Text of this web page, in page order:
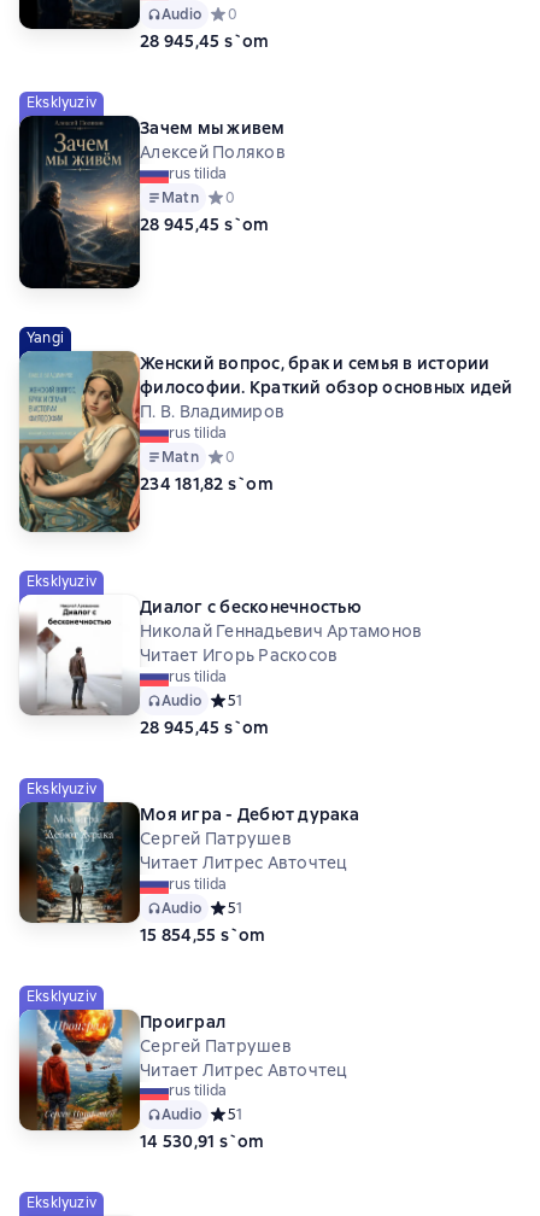
Audio Средний рейтинг 0 на основе 0 оценок
0
28 945,45 s`om
Eksklyuziv
Зачем мы живем
Алексей Поляков
rus tilida
Matn Средний рейтинг 0 на основе 0 оценок
0
28 945,45 s`om
Yangi
Женский вопрос, брак и семья в истории
философии. Краткий обзор основных идей
П. В. Владимиров
rus tilida
Matn Средний рейтинг 0 на основе 0 оценок
0
234 181,82 s`om
Eksklyuziv
Диалог с бесконечностью
Николай Геннадьевич Артамонов
Читает Игорь Раскосов
rus tilida
Audio Средний рейтинг 5 на основе 1 оценок
51
28 945,45 s`om
Eksklyuziv
Моя игра - Дебют дурака
Сергей Патрушев
Читает Литрес Авточтец
rus tilida
Audio Средний рейтинг 5 на основе 1 оценок
51
15 854,55 s`om
Eksklyuziv
Проиграл
Сергей Патрушев
Читает Литрес Авточтец
rus tilida
Audio Средний рейтинг 5 на основе 1 оценок
51
14 530,91 s`om
Eksklyuziv